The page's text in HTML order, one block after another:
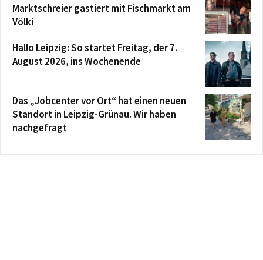
Marktschreier gastiert mit Fischmarkt am
Völki
Hallo Leipzig: So startet Freitag, der 7.
August 2026, ins Wochenende
Das „Jobcenter vor Ort“ hat einen neuen
Standort in Leipzig-Grünau. Wir haben
nachgefragt